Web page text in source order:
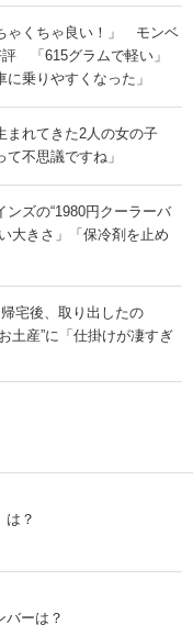
ゃくちゃ良い！」 モンベ
評 「615グラムで軽い」
に乗りやすくなった」
れてきた2人の女の子
不思議ですね」
ズの“1980円クーラーバ
大きさ」「保冷剤を止め
宅後、取り出したの
産”に「仕掛けが凄すぎ
は？
バーは？